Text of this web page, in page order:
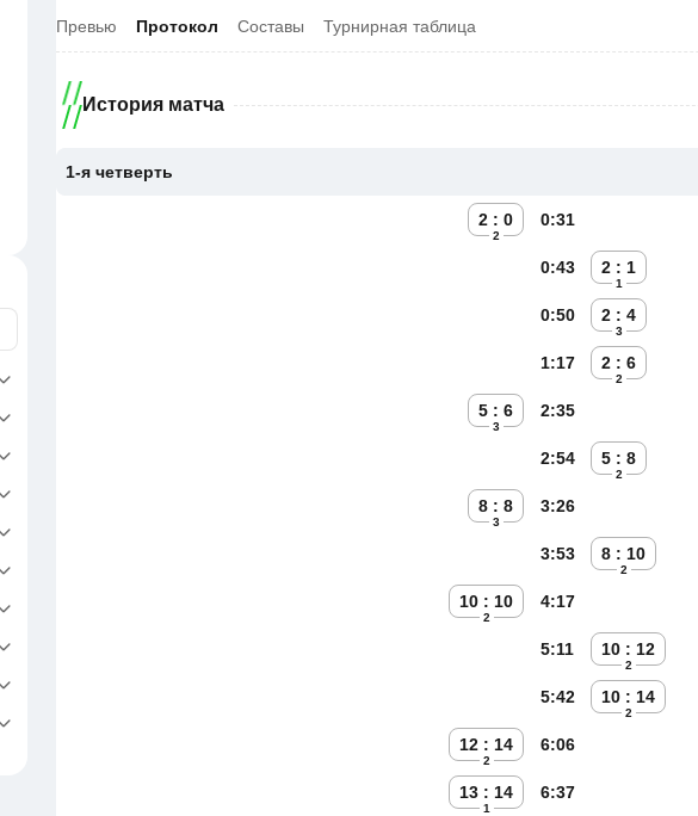
Превью Протокол Составы Турнирная таблица
История матча
1-я четверть
2 : 0
2
0:31
2 : 1
1
0:43
2 : 4
3
0:50
2 : 6
2
1:17
5 : 6
3
2:35
5 : 8
2
2:54
8 : 8
3
3:26
8 : 10
2
3:53
10 : 10
2
4:17
10 : 12
2
5:11
10 : 14
2
5:42
12 : 14
2
6:06
13 : 14
1
6:37